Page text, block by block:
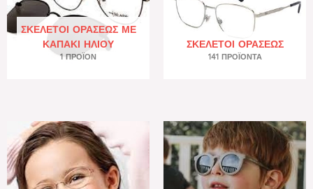
ΣΚΕΛΕΤΟΊ ΟΡΆΣΕΩΣ ΜΕ
ΚΑΠΆΚΙ ΗΛΊΟΥ
1 ΠΡΟΪΌΝ
ΣΚΕΛΕΤΟΊ ΟΡΆΣΕΩΣ
141 ΠΡΟΪΌΝΤΑ